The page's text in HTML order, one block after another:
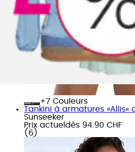
+
Couleurs
Tankini à armatures »Allis«
Sunseeker
Prix actuel dès 94.90 CHF
( 6 )